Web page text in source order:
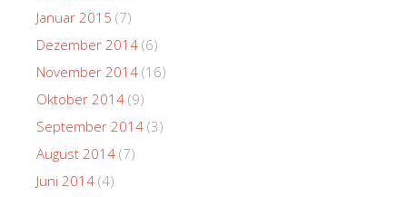
Januar 2015 (7)
Dezember 2014 (6)
November 2014 (16)
Oktober 2014 (9)
September 2014 (3)
August 2014 (7)
Juni 2014 (4)